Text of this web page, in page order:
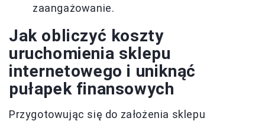
zaangażowanie.
Jak obliczyć koszty
uruchomienia sklepu
internetowego i uniknąć
pułapek finansowych
Przygotowując się do założenia sklepu